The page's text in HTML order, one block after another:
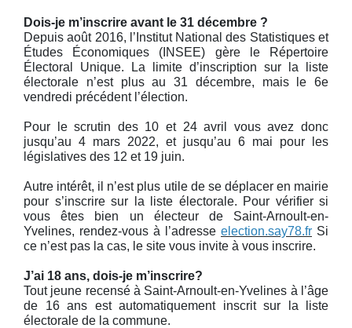
Dois-je m’inscrire avant le 31 décembre ?
Depuis août 2016, l’Institut National des Statistiques et
Études Économiques (INSEE) gère le Répertoire
Électoral Unique. La limite d’inscription sur la liste
électorale n’est plus au 31 décembre, mais le 6e
vendredi précédent l’élection.
Pour le scrutin des 10 et 24 avril vous avez donc
jusqu’au 4 mars 2022, et jusqu’au 6 mai pour les
législatives des 12 et 19 juin.
Autre intérêt, il n’est plus utile de se déplacer en mairie
pour s’inscrire sur la liste électorale. Pour vérifier si
vous êtes bien un électeur de Saint-Arnoult-en-
Yvelines, rendez-vous à l’adresse election.say78.fr Si
ce n’est pas la cas, le site vous invite à vous inscrire.
J’ai 18 ans, dois-je m’inscrire?
Tout jeune recensé à Saint-Arnoult-en-Yvelines à l’âge
de 16 ans est automatiquement inscrit sur la liste
électorale de la commune.